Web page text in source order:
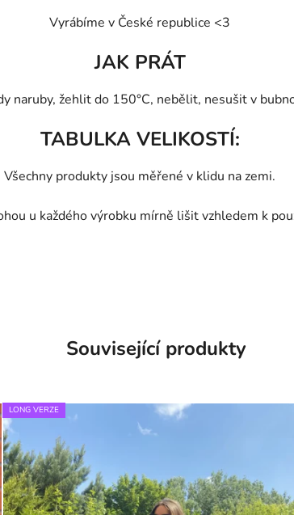
Vyrábíme v České republice <3
JAK PRÁT
naruby, žehlit do 150°C, nebělit, nesušit v
TABULKA VELIKOSTÍ:
Všechny produkty jsou měřené v klidu na zemi.
u každého výrobku mírně lišit vzhledem k
Související produkty
LONG VERZE